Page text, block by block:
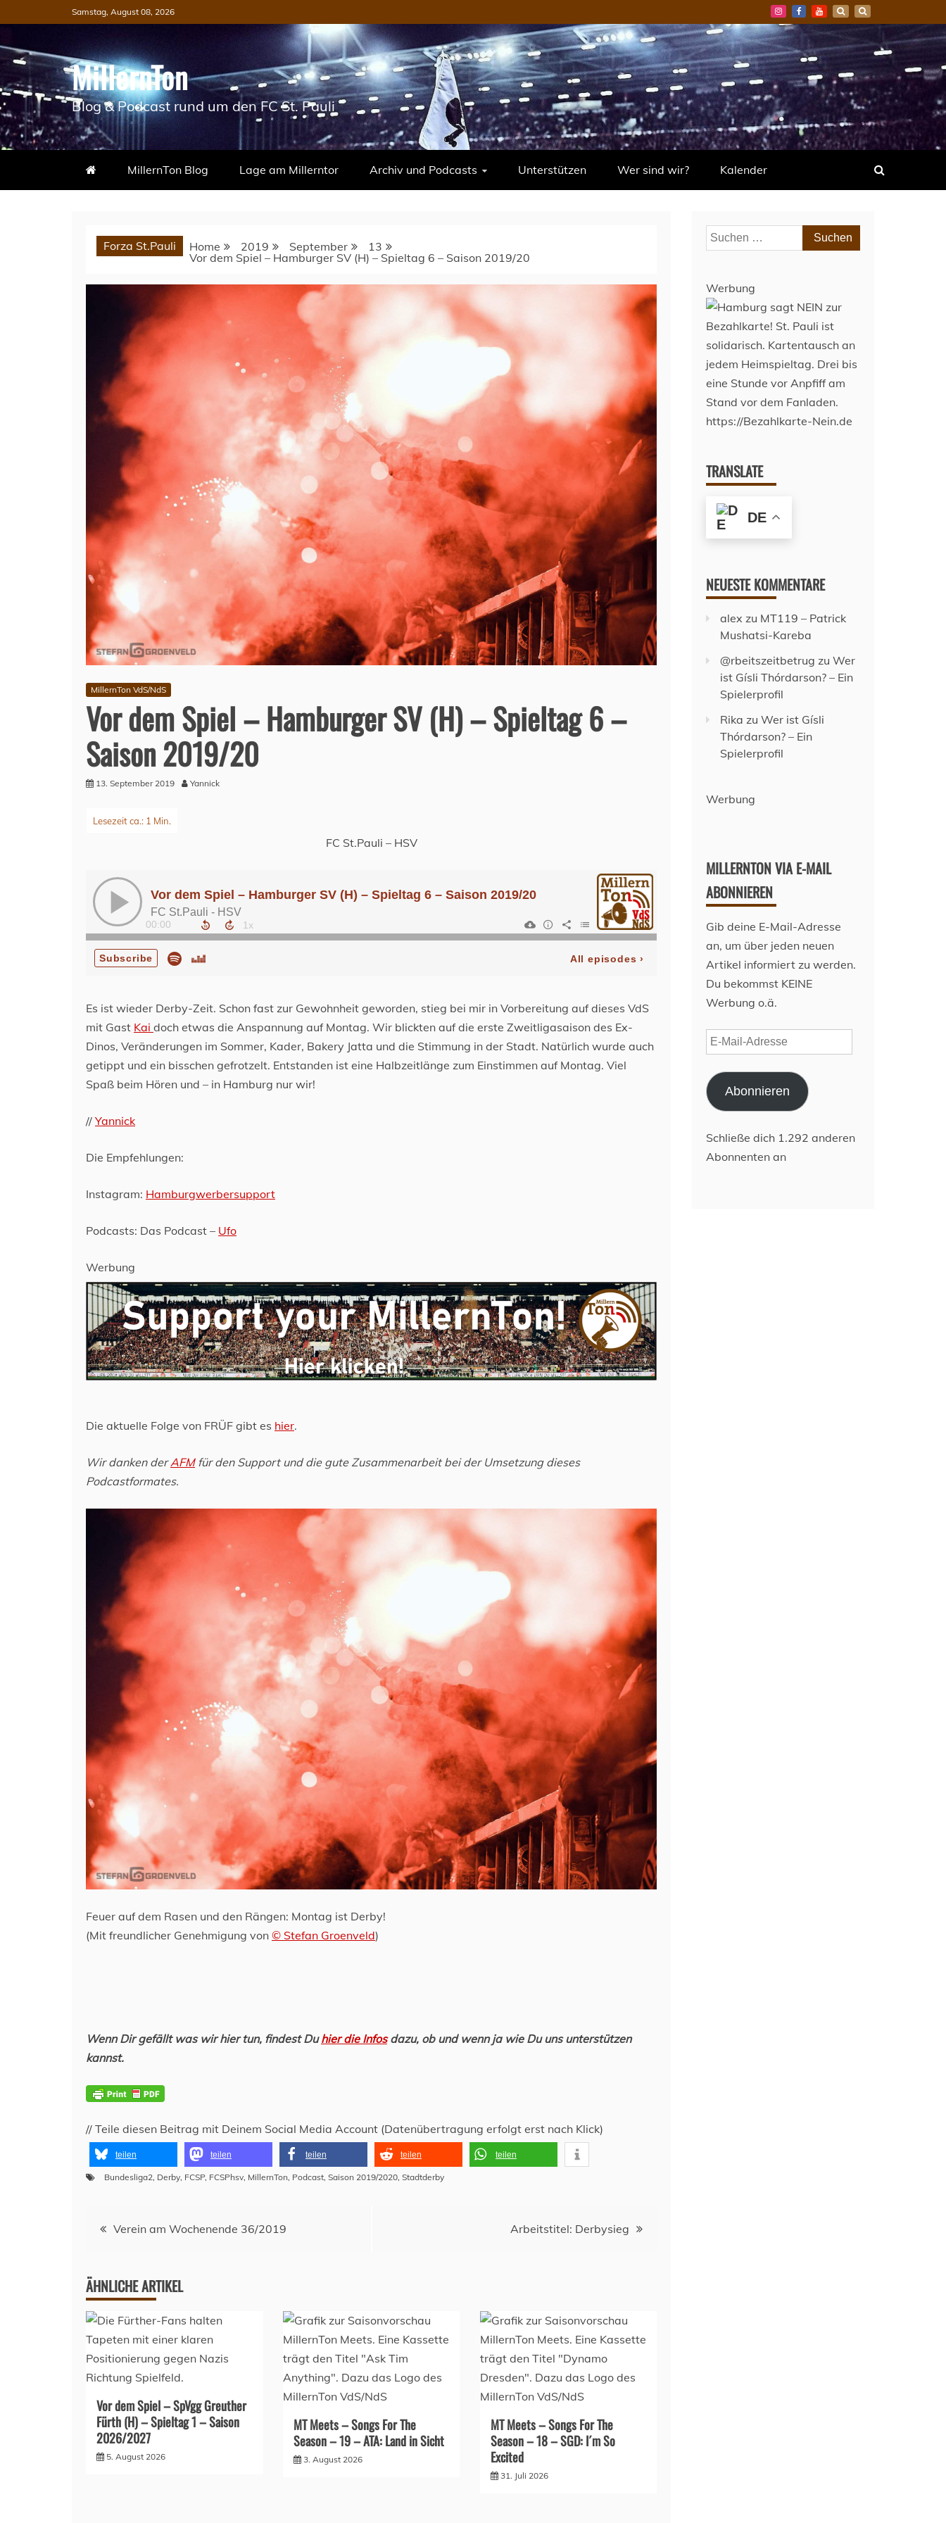
to
content
Samstag, August 08, 2026
MillernTon
Blog & Podcast rund um den FC St. Pauli
MillernTon Blog Lage am Millerntor Archiv und Podcasts Unterstützen Wer sind wir? Kalender
Forza St.Pauli Home 2019 September
13
Vor dem Spiel – Hamburger SV (H) – Spieltag 6 – Saison 2019/20
MillernTon VdS/NdS
Vor dem Spiel – Hamburger SV (H) – Spieltag 6 –
Saison 2019/20
13. September 2019 Yannick
FC St.Pauli – HSV
Es ist wieder Derby-Zeit. Schon fast zur Gewohnheit geworden, stieg bei mir in Vorbereitung auf dieses VdS
mit Gast Kai doch etwas die Anspannung auf Montag. Wir blickten auf die erste Zweitligasaison des Ex-
Dinos, Veränderungen im Sommer, Kader, Bakery Jatta und die Stimmung in der Stadt. Natürlich wurde auch
getippt und ein bisschen gefrotzelt. Entstanden ist eine Halbzeitlänge zum Einstimmen auf Montag. Viel
Spaß beim Hören und – in Hamburg nur wir!
// Yannick
Die Empfehlungen:
Instagram: Hamburgwerbersupport
Podcasts: Das Podcast – Ufo
Werbung
Die aktuelle Folge von FRÜF gibt es hier.
Wir danken derAFMfür den Support und die gute Zusammenarbeit bei der Umsetzung dieses
Podcastformates.
Feuer auf dem Rasen und den Rängen: Montag ist Derby!
(Mit freundlicher Genehmigung von © Stefan Groenveld)
Wenn Dir gefällt was wir hier tun, findest Duhier die Infosdazu, ob und wenn ja wie Du uns unterstützen
kannst.
// Teile diesen Beitrag mit Deinem Social Media Account (Datenübertragung erfolgt erst nach Klick)
teilen teilen teilen teilen teilen
Bundesliga2, Derby, FCSP, FCSPhsv, MillernTon, Podcast, Saison 2019/2020, Stadtderby
Beitragsnavigation
Verein am Wochenende 36/2019 Arbeitstitel: Derbysieg
ÄHNLICHE ARTIKEL
Vor dem Spiel – SpVgg Greuther
Fürth (H) – Spieltag 1 – Saison
2026/2027
5. August 2026
MT Meets – Songs For The
Season – 19 – ATA: Land in Sicht
3. August 2026
MT Meets – Songs For The
Season – 18 – SGD: I´m So
Excited
31. Juli 2026
Suchen
nach:
Werbung
TRANSLATE
DE
NEUESTE KOMMENTARE
alex zu MT119 – Patrick
Mushatsi-Kareba
@rbeitszeitbetrug zuWer
ist Gísli Thórdarson? – Ein
Spielerprofil
Rika zuWer ist Gísli
Thórdarson? – Ein
Spielerprofil
Werbung
MILLERNTON VIA E-MAIL
ABONNIEREN
Gib deine E-Mail-Adresse
an, um über jeden neuen
Artikel informiert zu werden.
Du bekommst KEINE
Werbung o.ä.
E-
Mail-
Adresse
Abonnieren
Schließe dich 1.292 anderen
Abonnenten an